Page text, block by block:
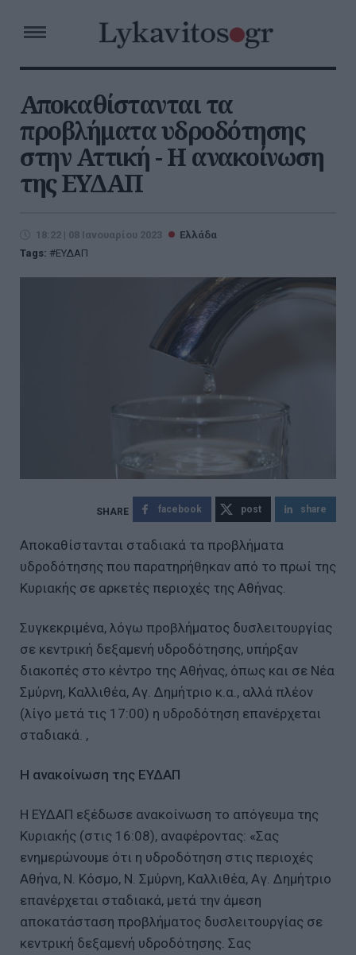
Αποκαθίστανται τα
προβλήματα υδροδότησης
στην Αττική - Η ανακοίνωση
της ΕΥΔΑΠ
18:22 | 08 Ιανουαρίου 2023
Ελλάδα
Tags:
ΕΥΔΑΠ
facebook post share
Αποκαθίστανται σταδιακά τα προβλήματα
υδροδότησης που παρατηρήθηκαν από το πρωί της
Κυριακής σε αρκετές περιοχές της Αθήνας.
Συγκεκριμένα, λόγω προβλήματος δυσλειτουργίας
σε κεντρική δεξαμενή υδροδότησης, υπήρξαν
διακοπές στο κέντρο της Αθήνας, όπως και σε Νέα
Σμύρνη, Καλλιθέα, Αγ. Δημήτριο κ.α., αλλά πλέον
(λίγο μετά τις 17:00) η υδροδότηση επανέρχεται
σταδιακά. ,
Η ανακοίνωση της ΕΥΔΑΠ
Η ΕΥΔΑΠ εξέδωσε ανακοίνωση το απόγευμα της
Κυριακής (στις 16:08), αναφέροντας: «Σας
ενημερώνουμε ότι η υδροδότηση στις περιοχές
Αθήνα, Ν. Κόσμο, Ν. Σμύρνη, Καλλιθέα, Αγ. Δημήτριο
επανέρχεται σταδιακά, μετά την άμεση
αποκατάσταση προβλήματος δυσλειτουργίας σε
κεντρική δεξαμενή υδροδότησης. Σας